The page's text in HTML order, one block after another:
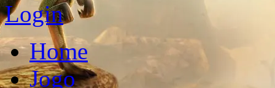
Login
Home
Jogo